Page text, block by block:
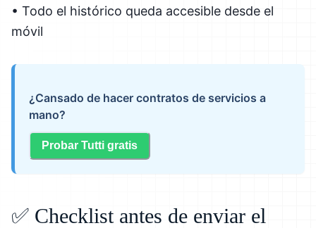
• Todo el histórico queda accesible desde el
móvil
¿Cansado de hacer contratos de servicios a
mano?
Probar Tutti gratis
✅ Checklist antes de enviar el